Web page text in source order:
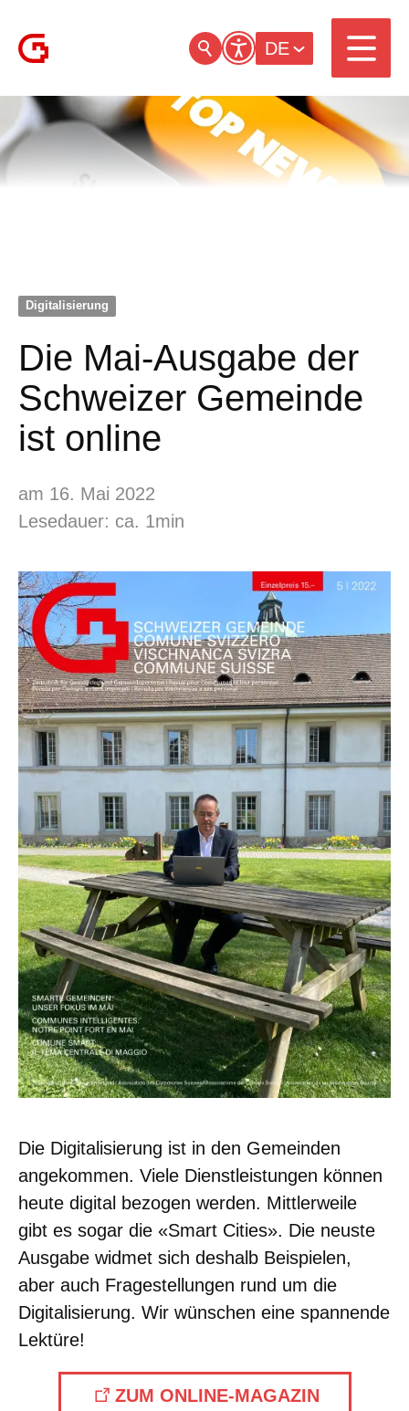
DE
Digitalisierung
Die Mai-Ausgabe der
Schweizer Gemeinde
ist online
am 16. Mai 2022
Lesedauer: ca. 1min
Die Digitalisierung ist in den Gemeinden
angekommen. Viele Dienstleistungen können
heute digital bezogen werden. Mittlerweile
gibt es sogar die «Smart Cities». Die neuste
Ausgabe widmet sich deshalb Beispielen,
aber auch Fragestellungen rund um die
Digitalisierung. Wir wünschen eine spannende
Lektüre!
ZUM ONLINE-MAGAZIN